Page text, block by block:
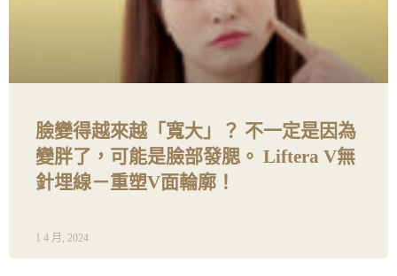
臉變得越來越「寬大」？ 不一定是因為
變胖了，可能是臉部發腮。 Liftera V無
針埋線－重塑V面輪廓！
1 4 月, 2024